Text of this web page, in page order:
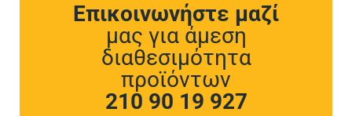
Επικοινωνήστε μαζί
μας για άμεση
διαθεσιμότητα
προϊόντων
210 90 19 927